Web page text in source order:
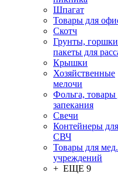
Шпагат
Товары для
Скотч
Грунты,
пакеты для
Крышки
Хозяйственные
мелочи
Фольга, товары
запекания
Свечи
Контейнеры для
СВЧ
Товары для мед.
учреждений
+ ЕЩЕ 9